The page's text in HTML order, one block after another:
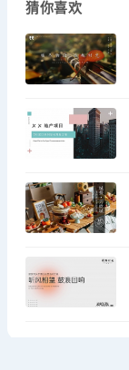
猜你喜欢